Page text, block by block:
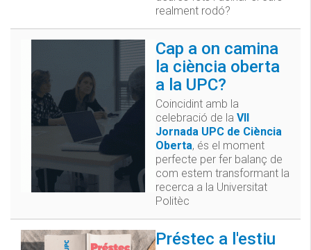
realment rodó?
Cap a on camina
la ciència oberta
a la UPC?
Coincidint amb la
celebració de la VII
Jornada UPC de Ciència
Oberta, és el moment
perfecte per fer balanç de
com estem transformant la
recerca a la Universitat
Politèc
Préstec a l'estiu